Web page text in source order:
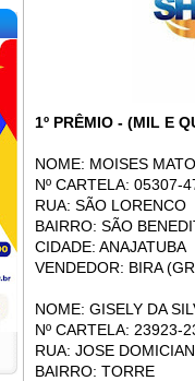
1º PRÊMIO - (MIL E
NOME: MOISES
Nº CARTELA: 05307-
RUA:
BAIRRO: SÃO
CIDADE: ANAJATUBA
VENDEDOR: BIRA
NOME: GISELY DA
Nº CARTELA: 23923-
RUA: JOSE
BAIRRO: TORRE